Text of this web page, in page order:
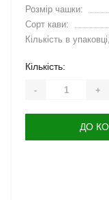
Розмір чашки:
Сорт кави:
Кількість в
Кількість:
- +
ДО